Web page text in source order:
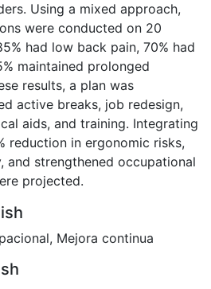
Using a mixed approach,
were conducted on 20
had low back pain, 70% had
maintained prolonged
results, a plan was
active breaks, job redesign,
aids, and training. Integrating
reduction in ergonomic risks,
and strengthened occupational
projected.
, Mejora continua